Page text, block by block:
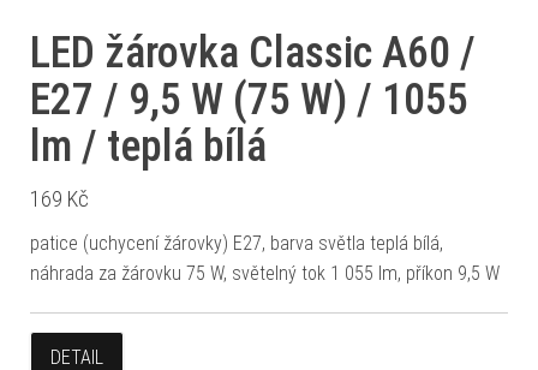
LED žárovka Classic A60 /
E27 / 9,5 W (75 W) / 1055
lm / teplá bílá
169 Kč
patice (uchycení žárovky) E27, barva světla teplá bílá,
náhrada za žárovku 75 W, světelný tok 1 055 lm, příkon 9,5 W
DETAIL